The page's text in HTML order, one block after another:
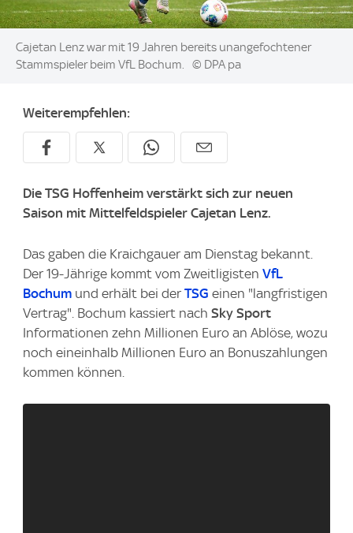
Image:
Cajetan Lenz war mit 19 Jahren bereits unangefochtener
Stammspieler beim VfL Bochum.
© DPA pa
Weiterempfehlen:
Die TSG Hoffenheim verstärkt sich zur neuen
Saison mit Mittelfeldspieler Cajetan Lenz.
Das gaben die Kraichgauer am Dienstag bekannt.
Der 19-Jährige kommt vom Zweitligisten VfL
Bochum und erhält bei der TSG einen "langfristigen
Vertrag". Bochum kassiert nach Sky Sport
Informationen zehn Millionen Euro an Ablöse, wozu
noch eineinhalb Millionen Euro an Bonuszahlungen
kommen können.